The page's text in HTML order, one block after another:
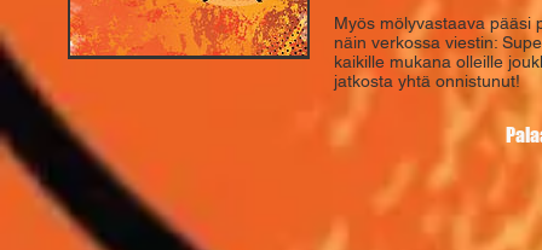
Myös mölyvastaava pääsi
näin verkossa viestin:
kaikille mukana olleille
jatkosta yhtä onnistunut!